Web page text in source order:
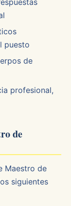
puesto
de
profesional,
de
Maestro de
siguientes